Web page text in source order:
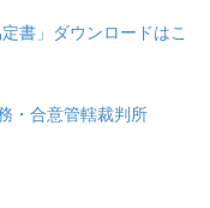
書」ダウンロードはこ
・合意管轄裁判所